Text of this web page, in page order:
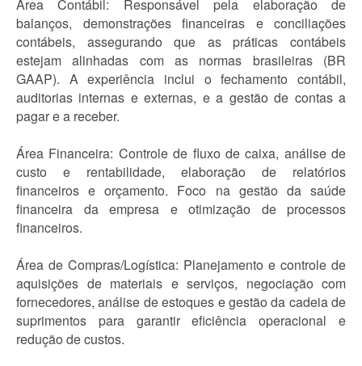
Área Contábil: Responsável pela elaboração de
balanços, demonstrações financeiras e conciliações
contábeis, assegurando que as práticas contábeis
estejam alinhadas com as normas brasileiras (BR
GAAP). A experiência inclui o fechamento contábil,
auditorias internas e externas, e a gestão de contas a
pagar e a receber.
Área Financeira: Controle de fluxo de caixa, análise de
custo e rentabilidade, elaboração de relatórios
financeiros e orçamento. Foco na gestão da saúde
financeira da empresa e otimização de processos
financeiros.
Área de Compras/Logística: Planejamento e controle de
aquisições de materiais e serviços, negociação com
fornecedores, análise de estoques e gestão da cadeia de
suprimentos para garantir eficiência operacional e
redução de custos.